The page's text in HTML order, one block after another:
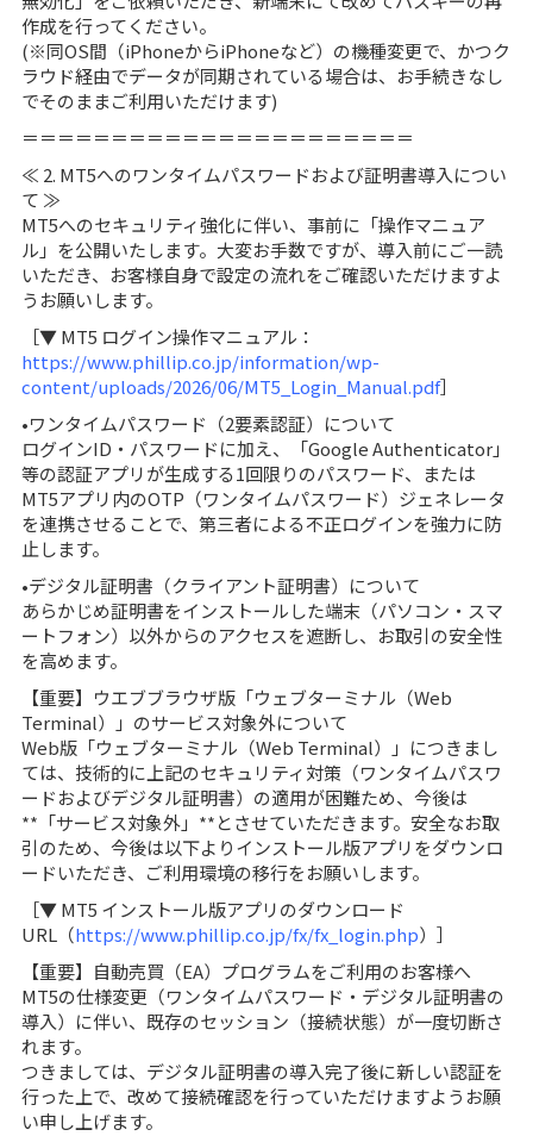
作成を行ってください。
(※同OS間（iPhoneからiPhoneなど）の機種変更で、かつク
ラウド経由でデータが同期されている場合は、お手続きなし
でそのままご利用いただけます)
＝＝＝＝＝＝＝＝＝＝＝＝＝＝＝＝＝＝＝＝＝＝
≪ 2. MT5へのワンタイムパスワードおよび証明書導入につい
て ≫
MT5へのセキュリティ強化に伴い、事前に「操作マニュア
ル」を公開いたします。大変お手数ですが、導入前にご一読
いただき、お客様自身で設定の流れをご確認いただけますよ
うお願いします。
［▼ MT5 ログイン操作マニュアル：
https://www.phillip.co.jp/information/wp-
content/uploads/2026/06/MT5_Login_Manual.pdf］
•ワンタイムパスワード（2要素認証）について
ログインID・パスワードに加え、「Google Authenticator」
等の認証アプリが生成する1回限りのパスワード、または
MT5アプリ内のOTP（ワンタイムパスワード）ジェネレータ
を連携させることで、第三者による不正ログインを強力に防
止します。
•デジタル証明書（クライアント証明書）について
あらかじめ証明書をインストールした端末（パソコン・スマ
ートフォン）以外からのアクセスを遮断し、お取引の安全性
を高めます。
【重要】ウエブブラウザ版「ウェブターミナル（Web
Terminal）」のサービス対象外について
Web版「ウェブターミナル（Web Terminal）」につきまし
ては、技術的に上記のセキュリティ対策（ワンタイムパスワ
ードおよびデジタル証明書）の適用が困難ため、今後は
**「サービス対象外」**とさせていただきます。安全なお取
引のため、今後は以下よりインストール版アプリをダウンロ
ードいただき、ご利用環境の移行をお願いします。
［▼ MT5 インストール版アプリのダウンロード
URL（https://www.phillip.co.jp/fx/fx_login.php）］
【重要】自動売買（EA）プログラムをご利用のお客様へ
MT5の仕様変更（ワンタイムパスワード・デジタル証明書の
導入）に伴い、既存のセッション（接続状態）が一度切断さ
れます。
つきましては、デジタル証明書の導入完了後に新しい認証を
行った上で、改めて接続確認を行っていただけますようお願
い申し上げます。